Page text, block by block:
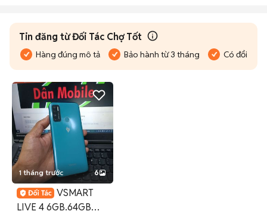
Tin đăng từ Đối Tác Chợ Tốt
Hàng đúng mô tả Bảo hành từ 3 tháng Có đổi trả
1 tháng trước 6
VSMART
LIVE 4 6GB.64GB